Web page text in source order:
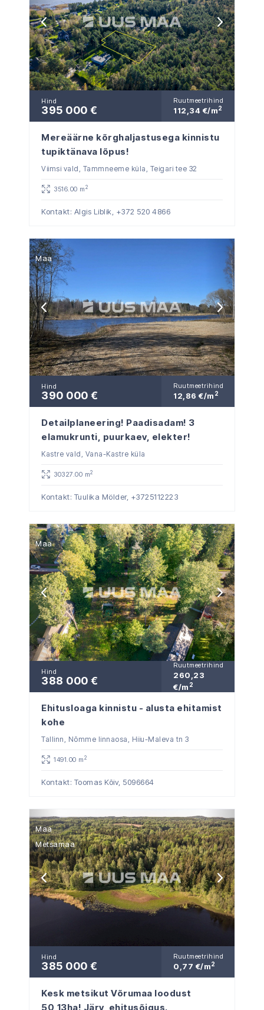
Hind
395 000 €
Ruutmeetrihind
112,34 €/m2
Mereäärne kõrghaljastusega kinnistu
tupiktänava lõpus!
Viimsi vald, Tammneeme küla, Teigari tee 32
3516.00 m 2
Kontakt: Algis Liblik, +372 520 4866
Maa
Hind
390 000 €
Ruutmeetrihind
12,86 €/m 2
Detailplaneering! Paadisadam! 3
elamukrunti, puurkaev, elekter!
Kastre vald, Vana-Kastre küla
30327.00 m2
Kontakt: Tuulika Mölder, +3725112223
Maa
Hind
388 000 €
Ruutmeetrihind
260,23
€/m 2
Ehitusloaga kinnistu - alusta ehitamist
kohe
Tallinn, Nõmme linnaosa, Hiiu-Maleva tn 3
1491.00 m 2
Kontakt: Toomas Kõiv, 5096664
Maa
Metsamaa
Hind
385 000 €
Ruutmeetrihind
0,77 €/m2
Kesk metsikut Võrumaa loodust
50,13ha! Järv, ehitusõigus.